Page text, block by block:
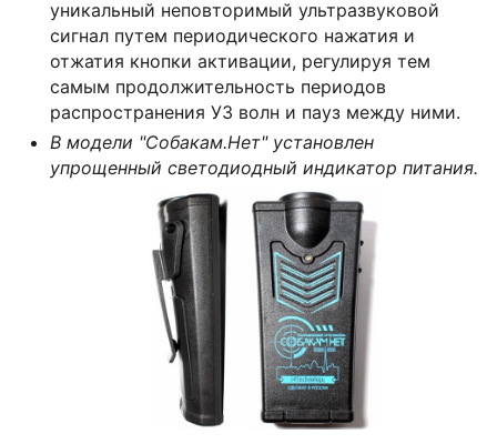
уникальный неповторимый ультразвуковой
сигнал путем периодического нажатия и
отжатия кнопки активации, регулируя тем
самым продолжительность периодов
распространения УЗ волн и пауз между ними.
В модели "Собакам.Нет" установлен
упрощенный светодиодный индикатор питания.